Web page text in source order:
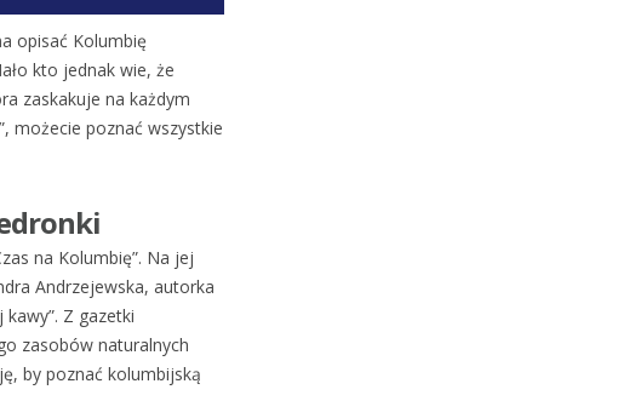
opisać Kolumbię
kto jednak wie, że
zaskakuje na każdym
możecie poznać wszystkie
na Kolumbię”. Na jej
Andrzejewska, autorka
Z gazetki
zasobów naturalnych
by poznać kolumbijską